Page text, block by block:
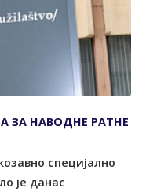
ЗА НАВОДНЕ РАТНЕ
специјално
је данас